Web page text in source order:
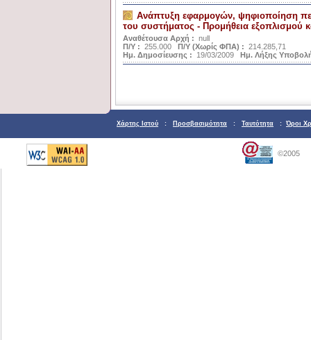
Ανάπτυξη εφαρμογών, ψηφιοποίηση
του συστήματος - Προμήθεια εξοπλισμού
Αναθέτουσα Αρχή : null
Π/Υ : 255.000 Π/Υ (Χωρίς ΦΠΑ) : 214.285,71
Ημ. Δημοσίευσης :
19/03/2009 Ημ. Λήξης
Χάρτης Ιστού : Προσβασιμότητα : Ταυτότητα : Όροι
©2005